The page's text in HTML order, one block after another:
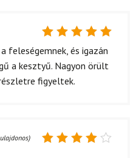
Értékelés:
/ 5
feleségemnek, és igazán
a kesztyű. Nagyon örült
figyeltek.